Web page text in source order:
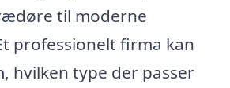
til moderne
professionelt firma kan
hvilken type der passer